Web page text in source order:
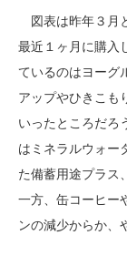
図表は昨年３月
最近１ヶ月に購入
ているのはヨーグ
アップやひきこも
いったところだろ
はミネラルウォー
た備蓄用途プラス
一方、缶コーヒー
ンの減少からか、